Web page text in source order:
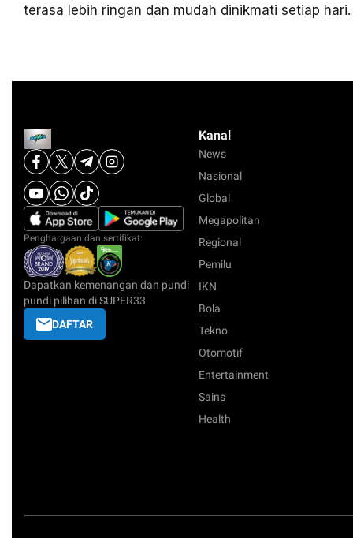
terasa lebih ringan dan mudah dinikmati setiap hari.
Penghargaan dan sertifikat:
Dapatkan kemenangan dan pundi
pundi pilihan di SUPER33
DAFTAR
Kanal
News
Nasional
Global
Megapolitan
Regional
Pemilu
IKN
Bola
Tekno
Otomotif
Entertainment
Sains
Health